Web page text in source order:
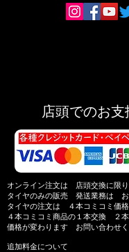
店頭でのお
オンライン注文は 店頭交換に限
タイヤのみの販売 発送業務は お
タイヤの注文は ４本コミコミ価
４本コミコミ商品の１本交換 ２本
価格が変わります お問い合わせ
追加料金について